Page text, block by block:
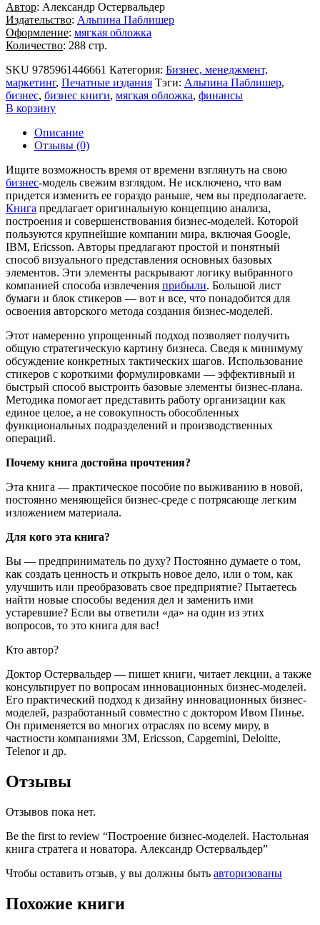
Автор: Александр Остервальдер
Издательство: Альпина Паблишер
Оформление: мягкая обложка
Количество: 288 стр.
SKU 9785961446661 Категория: Бизнес, менеджмент,
маркетинг, Печатные издания Тэги: Альпина Паблишер,
бизнес, бизнес книги, мягкая обложка, финансы
В корзину
Описание
Отзывы (0)
Ищите возможность время от времени взглянуть на свою
бизнес-модель свежим взглядом. Не исключено, что вам
придется изменить ее гораздо раньше, чем вы предполагаете.
Книга предлагает оригинальную концепцию анализа,
построения и совершенствования бизнес-моделей. Которой
пользуются крупнейшие компании мира, включая Google,
IBM, Ericsson. Авторы предлагают простой и понятный
способ визуального представления основных базовых
элементов. Эти элементы раскрывают логику выбранного
компанией способа извлечения прибыли. Большой лист
бумаги и блок стикеров — вот и все, что понадобится для
освоения авторского метода создания бизнес-моделей.
Этот намеренно упрощенный подход позволяет получить
общую стратегическую картину бизнеса. Сведя к минимуму
обсуждение конкретных тактических шагов. Использование
стикеров с короткими формулировками — эффективный и
быстрый способ выстроить базовые элементы бизнес-плана.
Методика помогает представить работу организации как
единое целое, а не совокупность обособленных
функциональных подразделений и производственных
операций.
Почему книга достойна прочтения?
Эта книга — практическое пособие по выживанию в новой,
постоянно меняющейся бизнес-среде с потрясающе легким
изложением материала.
Для кого эта книга?
Вы — предприниматель по духу? Постоянно думаете о том,
как создать ценность и открыть новое дело, или о том, как
улучшить или преобразовать свое предприятие? Пытаетесь
найти новые способы ведения дел и заменить ими
устаревшие? Если вы ответили «да» на один из этих
вопросов, то это книга для вас!
Кто автор?
Доктор Остервальдер — пишет книги, читает лекции, а также
консультирует по вопросам инновационных бизнес-моделей.
Его практический подход к дизайну инновационных бизнес-
моделей, разработанный совместно с доктором Ивом Пинье.
Он применяется во многих отраслях по всему миру, в
частности компаниями 3M, Ericsson, Capgemini, Deloitte,
Telenor и др.
Отзывы
Отзывов пока нет.
Be the first to review “Построение бизнес-моделей. Настольная
книга стратега и новатора. Александр Остервальдер”
Чтобы оставить отзыв, у вы должны быть авторизованы
Похожие книги